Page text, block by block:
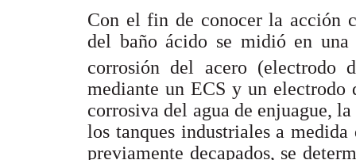
Con el fin de conocer la acción
del baño ácido se midió en
corrosión del acero (electrodo
mediante un ECS y un
corrosiva del agua de enjuague,
los tanques industriales a
previamente decapados, se